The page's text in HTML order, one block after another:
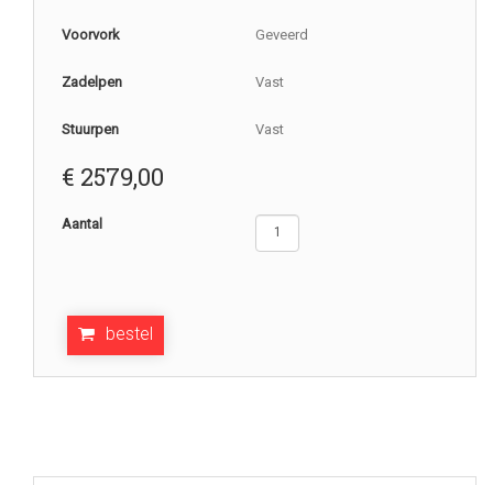
Voorvork Geveerd
Zadelpen Vast
Stuurpen Vast
€ 2579,00
Aantal
bestel